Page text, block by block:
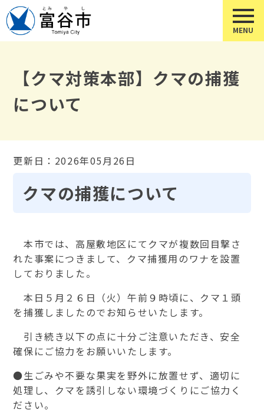
【クマ対策本部】クマの捕獲
について
更新日：2026年05月26日
クマの捕獲について
本市では、高屋敷地区にてクマが複数回目撃さ
れた事案につきまして、クマ捕獲用のワナを設置
しておりました。
本日５月２６日（火）午前９時頃に、クマ１頭
を捕獲しましたのでお知らせいたします。
引き続き以下の点に十分ご注意いただき、安全
確保にご協力をお願いいたします。
●生ごみや不要な果実を野外に放置せず、適切に
処理し、クマを誘引しない環境づくりにご協力く
ださい。